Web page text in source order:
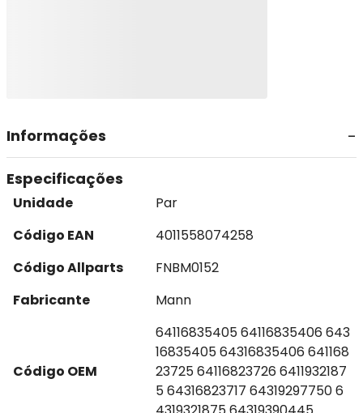
Informações
Especificações
Unidade
Par
Código EAN
4011558074258
Código Allparts
FNBM0152
Fabricante
Mann
Código OEM
64116835405 64116835406 643
16835405 64316835406 641168
23725 64116823726 6411932187
5 64316823717 64319297750 6